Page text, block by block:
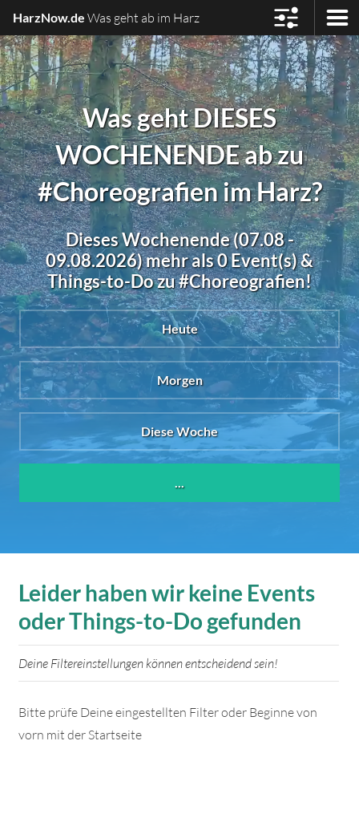
HarzNow.de Was geht ab im Harz
Was geht DIESES
WOCHENENDE ab zu
#Choreografien im Harz?
Dieses Wochenende (07.08 -
09.08.2026) mehr als 0 Event(s) &
Things-to-Do zu #Choreografien!
Heute
Morgen
Diese Woche
Leider haben wir keine Events
oder Things-to-Do gefunden
Deine Filtereinstellungen können entscheidend sein!
Bitte prüfe Deine eingestellten Filter oder Beginne von
vorn mit der Startseite